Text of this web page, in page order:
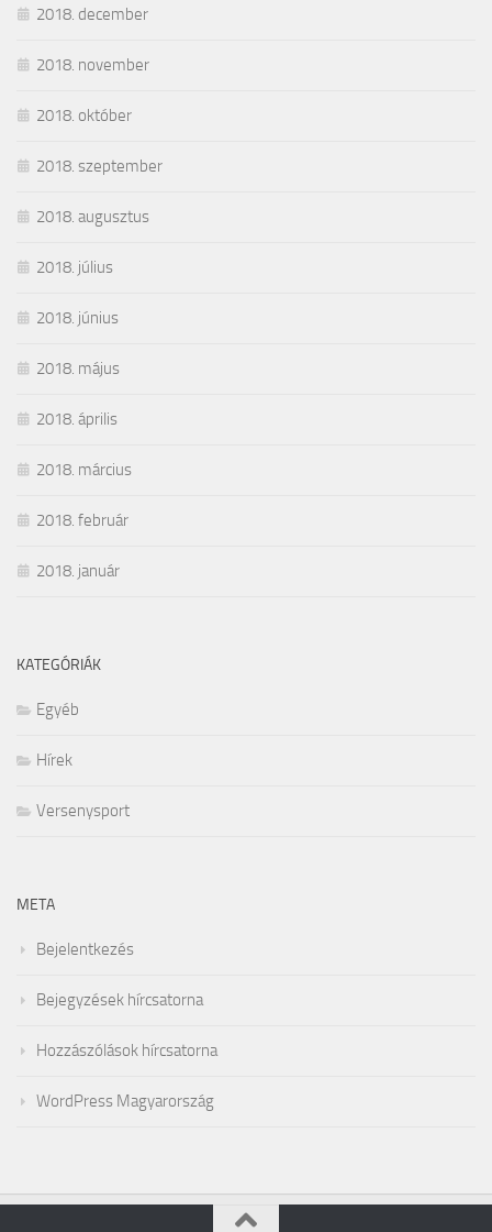
2018. december
2018. november
2018. október
2018. szeptember
2018. augusztus
2018. július
2018. június
2018. május
2018. április
2018. március
2018. február
2018. január
KATEGÓRIÁK
Egyéb
Hírek
Versenysport
META
Bejelentkezés
Bejegyzések hírcsatorna
Hozzászólások hírcsatorna
WordPress Magyarország